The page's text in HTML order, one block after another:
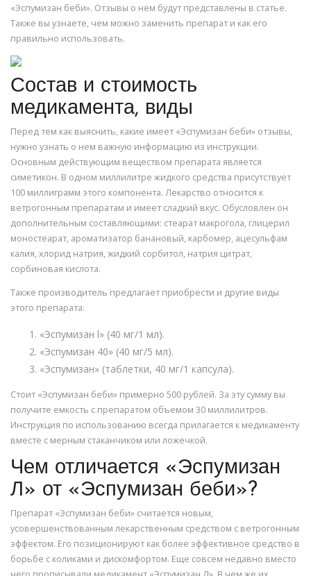
«Эспумизан беби». Отзывы о нем будут представлены в статье.
Также вы узнаете, чем можно заменить препарат и как его
правильно использовать.
Состав и стоимость
медикамента, виды
Перед тем как выяснить, какие имеет «Эспумизан беби» отзывы,
нужно узнать о нем важную информацию из инструкции.
Основным действующим веществом препарата является
симетикон. В одном миллилитре жидкого средства присутствует
100 миллиграмм этого компонента. Лекарство относится к
ветрогонным препаратам и имеет сладкий вкус. Обусловлен он
дополнительным составляющими: стеарат макрогола, глицерил
моностеарат, ароматизатор банановый, карбомер, ацесульфам
калия, хлорид натрия, жидкий сорбитол, натрия цитрат,
сорбиновая кислота.
Также производитель предлагает приобрести и другие виды
этого препарата:
«Эспумизан l» (40 мг/1 мл).
«Эспумизан 40» (40 мг/5 мл).
«Эспумизан» (таблетки, 40 мг/1 капсула).
Стоит «Эспумизан беби» примерно 500 рублей. За эту сумму вы
получите емкость с препаратом объемом 30 миллилитров.
Инструкция по использованию всегда прилагается к медикаменту
вместе с мерным стаканчиком или ложечкой.
Чем отличается «Эспумизан
Л» от «Эспумизан беби»?
Препарат «Эспумизан беби» считается новым,
усовершенствованным лекарственным средством с ветрогонным
эффектом. Его позиционируют как более эффективное средство в
борьбе с коликами и дискомфортом. Еще совсем недавно вместо